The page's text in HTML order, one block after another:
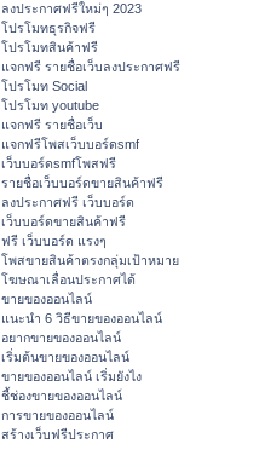
ลงประกาศฟรีใหม่ๆ 2023
โปรโมทธุรกิจฟรี
โปรโมทสินค้าฟรี
แจกฟรี รายชื่อเว็บลงประกาศฟรี
โปรโมท Social
โปรโมท youtube
แจกฟรี รายชื่อเว็บ
แจกฟรีโพสเว็บบอร์ดsmf
เว็บบอร์ดsmfโพสฟรี
รายชื่อเว็บบอร์ดขายสินค้าฟรี
ลงประกาศฟรี เว็บบอร์ด
เว็บบอร์ดขายสินค้าฟรี
ฟรี เว็บบอร์ด แรงๆ
โพสขายสินค้าตรงกลุ่มเป้าหมาย
โฆษณาเลื่อนประกาศได้
ขายของออนไลน์
แนะนำ 6 วิธีขายของออนไลน์
อยากขายของออนไลน์
เริ่มต้นขายของออนไลน์
ขายของออนไลน์ เริ่มยังไง
ชี้ช่องขายของออนไลน์
การขายของออนไลน์
สร้างเว็บฟรีประกาศ